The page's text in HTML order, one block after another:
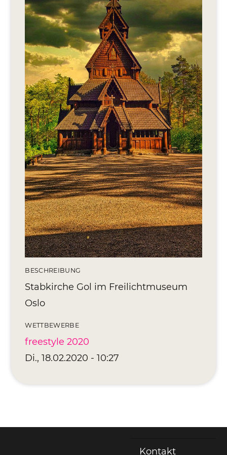
Editionen 2017–2021
FreeStyle 2021
FreeStyle 2020
FreeStyle 2019
FreeStyle 2018
FreeStyle 2017
Ateliers
BESCHREIBUNG
Stabkirche Gol im Freilichtmuseum
Oslo
WETTBEWERBE
freestyle 2020
Di., 18.02.2020 - 10:27
Kontakt